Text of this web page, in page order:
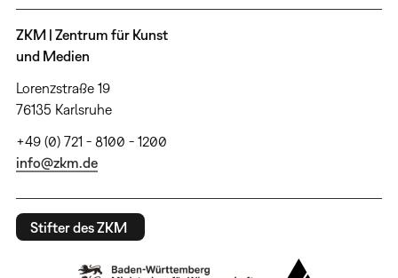
ZKM | Zentrum für Kunst
und Medien
Lorenzstraße 19
76135 Karlsruhe
+49 (0) 721 - 8100 - 1200
info@zkm.de
Stifter des ZKM